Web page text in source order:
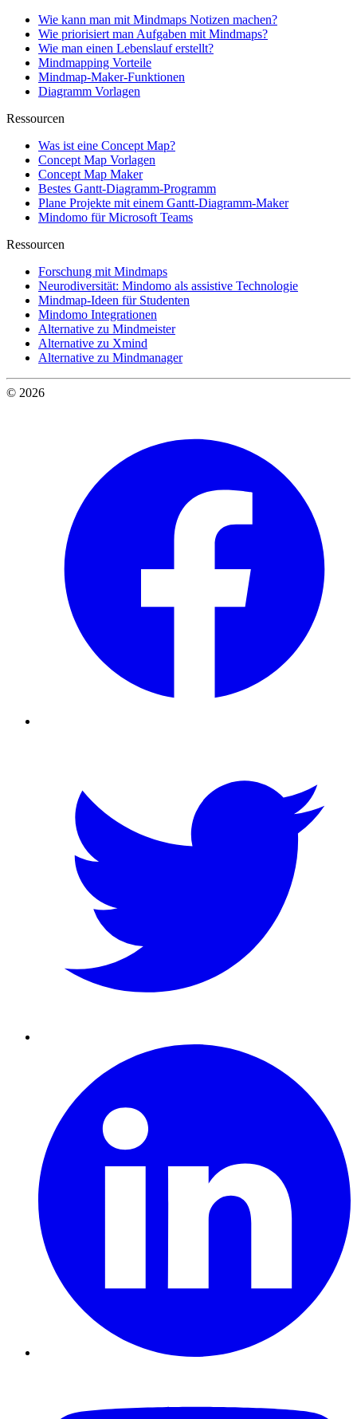
Wie kann man mit Mindmaps Notizen machen?
Wie priorisiert man Aufgaben mit Mindmaps?
Wie man einen Lebenslauf erstellt?
Mindmapping Vorteile
Mindmap-Maker-Funktionen
Diagramm Vorlagen
Ressourcen
Was ist eine Concept Map?
Concept Map Vorlagen
Concept Map Maker
Bestes Gantt-Diagramm-Programm
Plane Projekte mit einem Gantt-Diagramm-Maker
Mindomo für Microsoft Teams
Ressourcen
Forschung mit Mindmaps
Neurodiversität: Mindomo als assistive Technologie
Mindmap-Ideen für Studenten
Mindomo Integrationen
Alternative zu Mindmeister
Alternative zu Xmind
Alternative zu Mindmanager
© 2026